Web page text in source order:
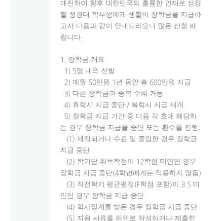
매진하여 향후 대한민국의 훌륭한 인재로 성장
할 정경대 학부생에게 생활비 장학금을 지급하
고자 다음과 같이 안내드리오니 많은 신청 바
랍니다.
1. 장학금 개요
1) 5명 내외 선발
2) 매월 50만원 1 년 동안 총 600만원 지급
3) 다른 장학금과 중복 수혜 가능
4) 휴학시 지급 중단 / 복학시 지급 재개
5) 장학금 지급 기간 중 다음 각 호에 해당하
는 경우 장학금 지급을 중단 또는 환수를 진행 :
(1) 제적되거나 수료 및 졸업한 경우 장학금
지급 중단
(2) 학기당 취득학점이 12학점 미만인 경우
장학금 지급 중단(4학년에게는 적용하지 않음)
(3) 직전학기 평균평점 (F학점 포함)이 3.5 미
만인 경우 장학금 지급 중단
(4) 학사징계를 받은 경우 장학금 지급 중단
(5) 지원 서류를 허위로 작성하거나 제출한